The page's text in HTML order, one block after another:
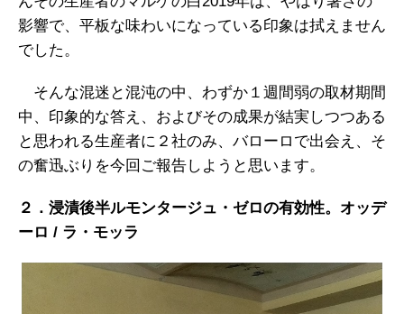
影響で、平板な味わいになっている印象は拭えません
でした。
そんな混迷と混沌の中、わずか１週間弱の取材期間
中、印象的な答え、およびその成果が結実しつつある
と思われる生産者に２社のみ、バローロで出会え、そ
の奮迅ぶりを今回ご報告しようと思います。
２．浸漬後半ルモンタージュ・ゼロの有効性。オッデ
ーロ / ラ・モッラ